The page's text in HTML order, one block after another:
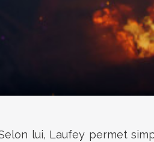
lui, Laufey permet